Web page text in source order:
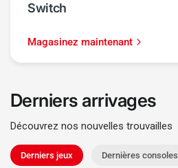
Switch
Magasinez maintenant
Derniers arrivages
Découvrez nos nouvelles trouvailles
Derniers jeux Dernières consoles